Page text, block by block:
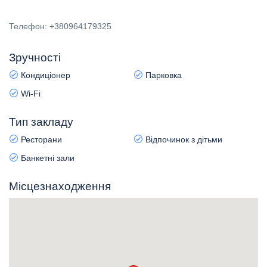
Телефон: +380964179325
Зручності
Кондиціонер
Парковка
Wi-Fi
Тип закладу
Ресторани
Відпочинок з дітьми
Банкетні зали
Місцезнаходження